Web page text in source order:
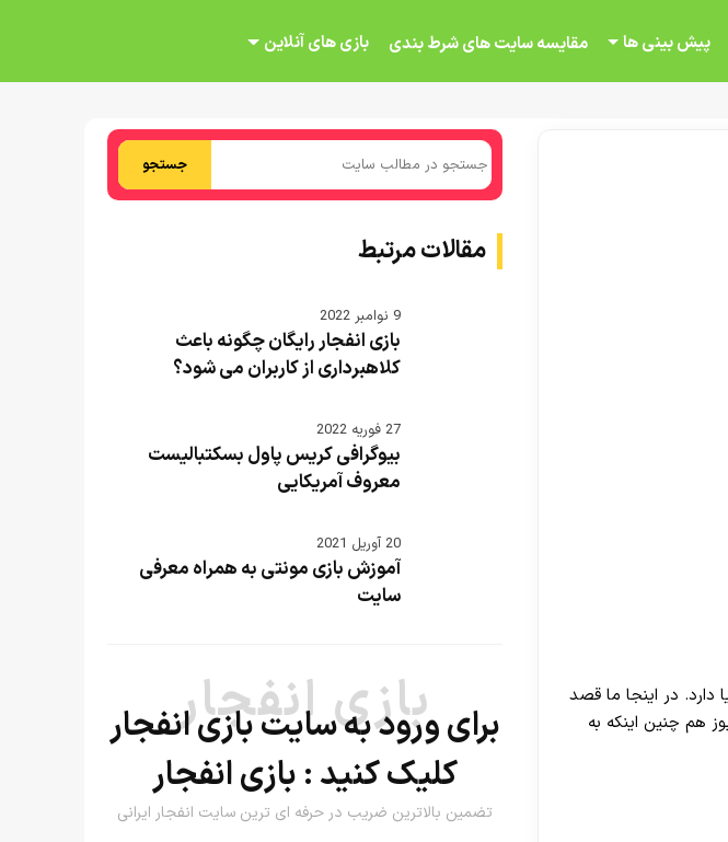
پیش بینی ها مقایسه سایت های شرط بندی بازی های آنلاین
دارد. در اینجا ما قصد
هم چنین اینکه به
جستجو
مقالات مرتبط
9 نوامبر 2022
بازی انفجار رایگان چگونه باعث
کلاهبرداری از کاربران می شود؟
27 فوریه 2022
بیوگرافی کریس پاول بسکتبالیست
معروف آمریکایی
20 آوریل 2021
آموزش بازی مونتی به همراه معرفی
سایت
بازی انفجار
برای ورود به سایت بازی انفجار
کلیک کنید : بازی انفجار
تضمین بالاترین ضریب در حرفه ای ترین سایت انفجار ایرانی